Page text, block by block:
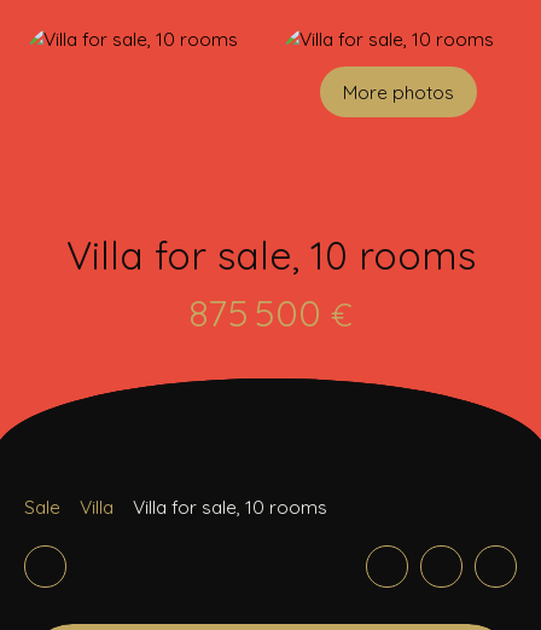
More photos
Villa for sale, 10 rooms
875 500 €
Sale Villa Villa for sale, 10 rooms